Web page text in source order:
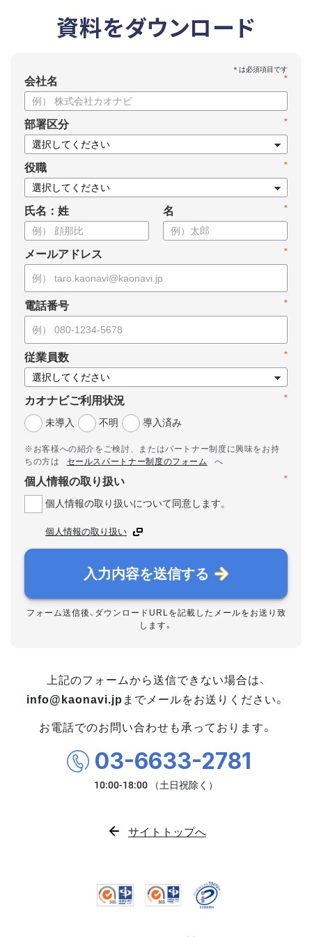
資料をダウンロード
*
会社名
*
部署区分
*
役職
氏名：姓 *
名
*
メールアドレス
*
電話番号
*
従業員数
*
カオナビご利用状況
未導入
不明 導入済み
※お客様への紹介をご検討、またはパートナー制度に興味をお持
ちの方は
セールスパートナー制度のフォーム
へ
*
個人情報の取り扱い
個人情報の取り扱いについて同意します。
個人情報の取り扱い
入力内容を送信する
フォーム送信後、ダウンロードURLを記載したメールをお送り致
します。
上記のフォームから送信できない場合は、
info@kaonavi.jp までメールをお送りください。
お電話でのお問い合わせも承っております。
03-6633-2781
サイトトップへ